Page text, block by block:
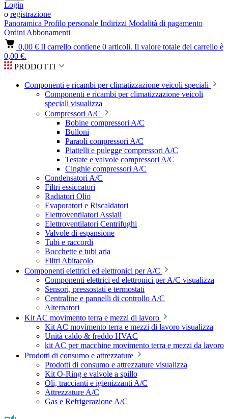
Login
o registrazione
Panoramica Profilo personale Indirizzi Modalità di pagamento
Ordini Abbonamenti
0,00 € Il carrello contiene 0 articoli. Il valore totale del carrello è
0,00 €.
PRODOTTI
Componenti e ricambi per climatizzazione veicoli speciali
Componenti e ricambi per climatizzazione veicoli
speciali visualizza
Compressori A/C
Bobine compressori A/C
Bulloni
Paraoli compressori A/C
Piattelli e pulegge compressori A/C
Testate e valvole compressori A/C
Cinghie compressori A/C
Condensatori A/C
Filtri essiccatori
Radiatori Olio
Evaporatori e Riscaldatori
Elettroventilatori Assiali
Elettroventilatori Centrifughi
Valvole di espansione
Tubi e raccordi
Bocchette e tubi aria
Filtri Abitacolo
Componenti elettrici ed elettronici per A/C
Componenti elettrici ed elettronici per A/C visualizza
Sensori, pressostati e termostati
Centraline e pannelli di controllo A/C
Alternatori
Kit AC movimento terra e mezzi di lavoro
Kit AC movimento terra e mezzi di lavoro visualizza
Unità caldo & freddo HVAC
kit AC per macchine movimento terra e mezzi da lavoro
Prodotti di consumo e attrezzature
Prodotti di consumo e attrezzature visualizza
Kit O-Ring e valvole a spillo
Oli, traccianti e igienizzanti A/C
Attrezzature A/C
Gas e Refrigerazione A/C